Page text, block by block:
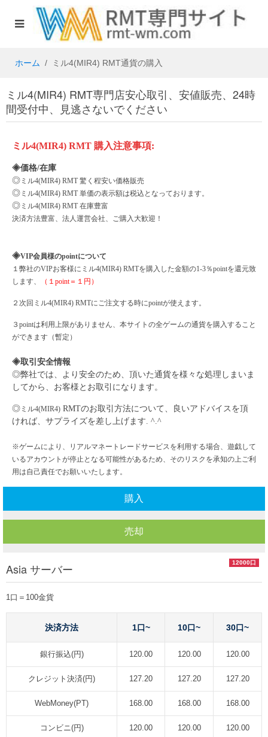
ホーム ミル4(MIR4) RMT通貨の購入
ミル4(MIR4) RMT専門店安心取引、安値販売、24時
間受付中、見逃さないでください
ミル4(MIR4) RMT 購入注意事項:
◈価格/在庫
◎ ミル4(MIR4) RMT 驚く程安い価格販売
◎ ミル4(MIR4) RMT 単価の表示額は税込となっております。
◎ ミル4(MIR4) RMT 在庫豊富
決済方法豊富、法人運営会社、ご購入大歓迎！
◈VIP会員様のpointについて
１弊社のVIPお客様に ミル4(MIR4) RMTを購入した金額の1-3％pointを還元致
します、
（１ point＝１円）
２次回 ミル4(MIR4) RMTにご注文する時にpointが使えます。
３ pointは利用上限がありません、本サイトの全ゲームの通貨を購入すること
ができます（暫定）
◈取引安全情報
◎弊社では、より安全のため、頂いた通貨を様々な処理しまいま
してから、お客様とお取引になります。
◎ ミル4(MIR4) RMTのお取引方法について、良いアドバイスを頂
ければ、サプライズを差し上げます. ^.^
※ゲームにより、リアルマネートレードサービスを利用する場合、遊戯して
いるアカウントが停止となる可能性があるため、そのリスクを承知の上ご利
用は自己責任でお願いいたします。
購入
売却
12000口
Asia サーバー
1口＝100金貨
決済方法 1口~ 10口~ 30口~
銀行振込(円) 120.00 120.00 120.00
クレジット決済(円) 127.20 127.20 127.20
WebMoney(PT) 168.00 168.00 168.00
コンビニ(円) 120.00 120.00 120.00